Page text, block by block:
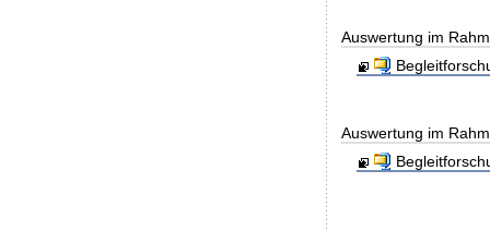
Auswertung im
Auswertung im